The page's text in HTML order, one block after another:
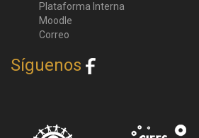
Plataforma Interna
Moodle
Correo
Síguenos